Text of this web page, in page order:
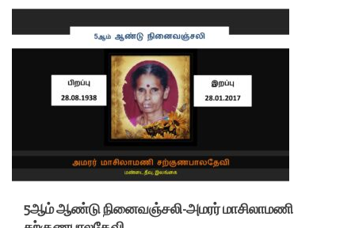
5ஆம் ஆண்டு நினைவஞ்சலி-அமரர் மாசிலாமணி